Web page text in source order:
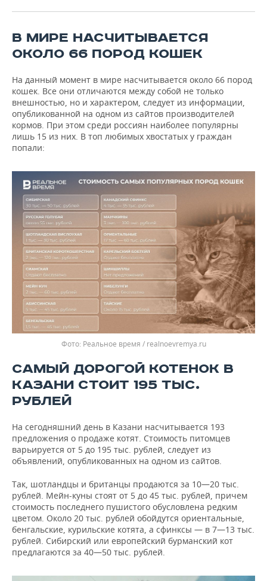
В МИРЕ НАСЧИТЫВАЕТСЯ
ОКОЛО 66 ПОРОД КОШЕК
На данный момент в мире насчитывается около 66 пород
кошек. Все они отличаются между собой не только
внешностью, но и характером, следует из информации,
опубликованной на одном из сайтов производителей
кормов. При этом среди россиян наиболее популярны
лишь 15 из них. В топ любимых хвостатых у граждан
попали:
Реальное время / realnoevremya.ru
САМЫЙ ДОРОГОЙ КОТЕНОК В
КАЗАНИ СТОИТ 195 ТЫС.
РУБЛЕЙ
На сегодняшний день в Казани насчитывается 193
предложения о продаже котят. Стоимость питомцев
варьируется от 5 до 195 тыс. рублей, следует из
объявлений, опубликованных на одном из сайтов.
Так, шотландцы и британцы продаются за 10—20 тыс.
рублей. Мейн-куны стоят от 5 до 45 тыс. рублей, причем
стоимость последнего пушистого обусловлена редким
цветом. Около 20 тыс. рублей обойдутся ориентальные,
бенгальские, курильские котята, а сфинксы — в 7—13 тыс.
рублей. Сибирский или европейский бурманский кот
предлагаются за 40—50 тыс. рублей.